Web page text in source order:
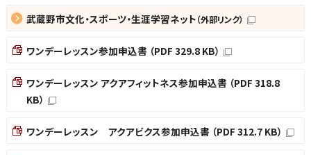
武蔵野市文化・スポーツ・生涯学習ネット（外部リンク）
ワンデーレッスン参加申込書 （PDF 329.8 KB）
ワンデーレッスン アクアフィットネス参加申込書 （PDF 318.8
KB）
ワンデーレッスン アクアビクス参加申込書 （PDF 312.7 KB）